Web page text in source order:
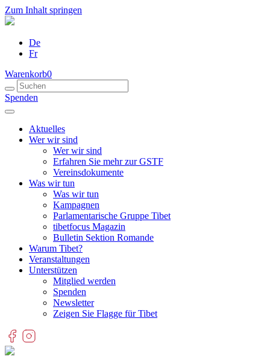
Zum Inhalt springen
De
Fr
Warenkorb0
Spenden
Aktuelles
Wer wir sind
Wer wir sind
Erfahren Sie mehr zur GSTF
Vereinsdokumente
Was wir tun
Was wir tun
Kampagnen
Parlamentarische Gruppe Tibet
tibetfocus Magazin
Bulletin Sektion Romande
Warum Tibet?
Veranstaltungen
Unterstützen
Mitglied werden
Spenden
Newsletter
Zeigen Sie Flagge für Tibet